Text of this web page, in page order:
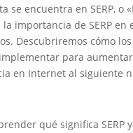
encuentra en SERP, o
importancia de SERP
Descubriremos cómo
para
en Internet al siguiente
qué significa SERP